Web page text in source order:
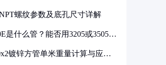
螺纹参数及底孔尺寸详解
是什么管？能否用3205或3505代
镀锌方管单米重量计算与应用